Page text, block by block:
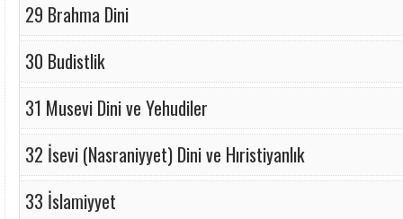
29 Brahma Dini
30 Budistlik
31 Musevi Dini ve Yehudiler
32 İsevi (Nasraniyyet) Dini ve Hıristiyanlık
33 İslamiyyet